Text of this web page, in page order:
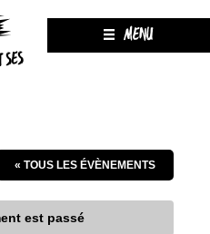
MENU
« TOUS LES ÉVÈNEMENTS
est passé